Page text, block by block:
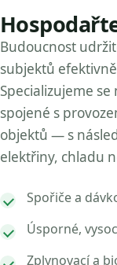
Budoucnost
subjektů
Specializujeme
spojené s
objektů — s
elektřiny, chladu
Spořiče a
Úsporné,
Zplynovací a